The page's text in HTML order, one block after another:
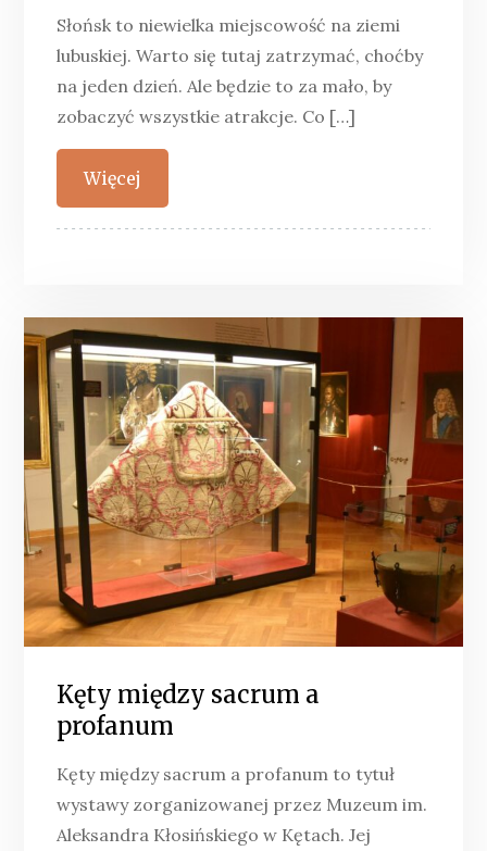
Słońsk to niewielka miejscowość na ziemi
lubuskiej. Warto się tutaj zatrzymać, choćby
na jeden dzień. Ale będzie to za mało, by
zobaczyć wszystkie atrakcje. Co […]
Więcej
Kęty między sacrum a
profanum
Kęty między sacrum a profanum to tytuł
wystawy zorganizowanej przez Muzeum im.
Aleksandra Kłosińskiego w Kętach. Jej